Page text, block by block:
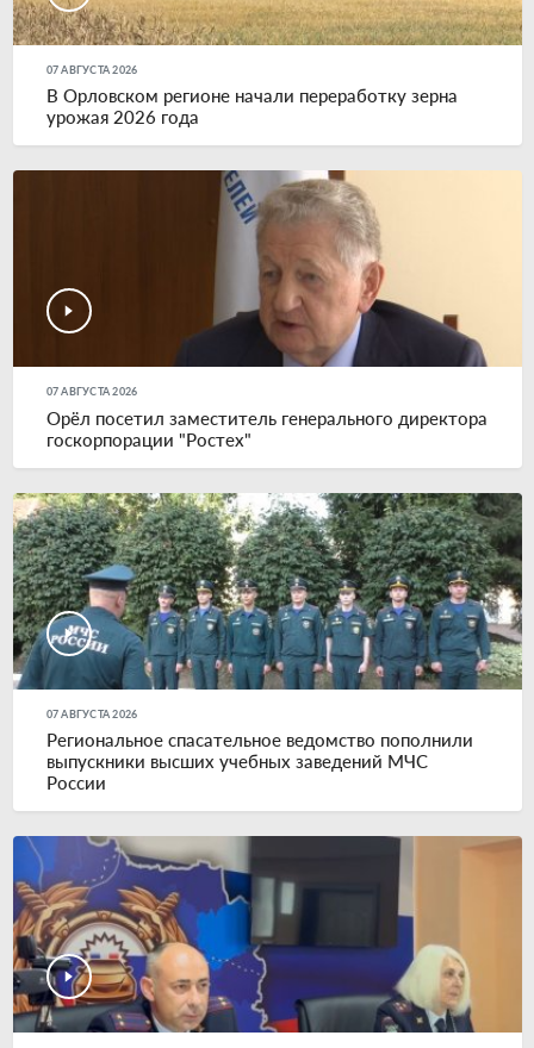
07 АВГУСТА 2026
В Орловском регионе начали переработку зерна
урожая 2026 года
07 АВГУСТА 2026
Орёл посетил заместитель генерального директора
госкорпорации "Ростех"
07 АВГУСТА 2026
Региональное спасательное ведомство пополнили
выпускники высших учебных заведений МЧС
России